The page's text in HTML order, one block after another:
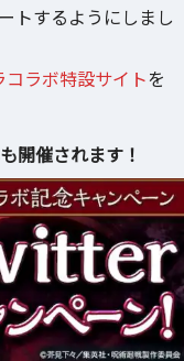
トするようにしまし
ラボ特設サイトを
開催されます！